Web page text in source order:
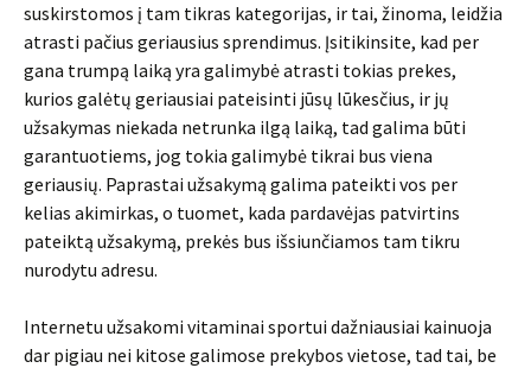
suskirstomos į tam tikras kategorijas, ir tai, žinoma, leidžia
atrasti pačius geriausius sprendimus. Įsitikinsite, kad per
gana trumpą laiką yra galimybė atrasti tokias prekes,
kurios galėtų geriausiai pateisinti jūsų lūkesčius, ir jų
užsakymas niekada netrunka ilgą laiką, tad galima būti
garantuotiems, jog tokia galimybė tikrai bus viena
geriausių. Paprastai užsakymą galima pateikti vos per
kelias akimirkas, o tuomet, kada pardavėjas patvirtins
pateiktą užsakymą, prekės bus išsiunčiamos tam tikru
nurodytu adresu.
Internetu užsakomi vitaminai sportui dažniausiai kainuoja
dar pigiau nei kitose galimose prekybos vietose, tad tai, be